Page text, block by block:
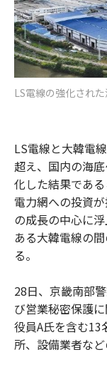
LS電線の強化され
LS電線と大韓電
超え、国内の海
化した結果であ
電力網への投資
の成長の中心に
ある大韓電線の
る。
28日、京畿南部
び営業秘密保護
役員A氏を含む13
所、設備業者な